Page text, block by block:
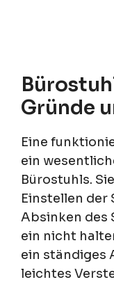
Gründe
Eine
ein
Bürostuhls.
Einstellen der
Absinken des
ein nicht
ein ständiges
leichtes